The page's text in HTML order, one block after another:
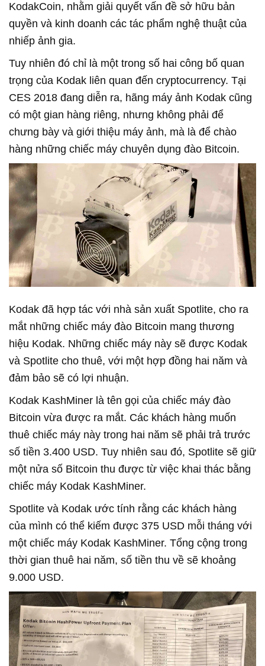
KodakCoin, nhằm giải quyết vấn đề sở hữu bản
quyền và kinh doanh các tác phẩm nghệ thuật của
nhiếp ảnh gia.
Tuy nhiên đó chỉ là một trong số hai công bố quan
trọng của Kodak liên quan đến cryptocurrency. Tại
CES 2018 đang diễn ra, hãng máy ảnh Kodak cũng
có một gian hàng riêng, nhưng không phải để
chưng bày và giới thiệu máy ảnh, mà là để chào
hàng những chiếc máy chuyên dụng đào Bitcoin.
Kodak đã hợp tác với nhà sản xuất Spotlite, cho ra
mắt những chiếc máy đào Bitcoin mang thương
hiệu Kodak. Những chiếc máy này sẽ được Kodak
và Spotlite cho thuê, với một hợp đồng hai năm và
đảm bảo sẽ có lợi nhuận.
Kodak KashMiner là tên gọi của chiếc máy đào
Bitcoin vừa được ra mắt. Các khách hàng muốn
thuê chiếc máy này trong hai năm sẽ phải trả trước
số tiền 3.400 USD. Tuy nhiên sau đó, Spotlite sẽ giữ
một nửa số Bitcoin thu được từ việc khai thác bằng
chiếc máy Kodak KashMiner.
Spotlite và Kodak ước tính rằng các khách hàng
của mình có thể kiếm được 375 USD mỗi tháng với
một chiếc máy Kodak KashMiner. Tổng cộng trong
thời gian thuê hai năm, số tiền thu về sẽ khoảng
9.000 USD.